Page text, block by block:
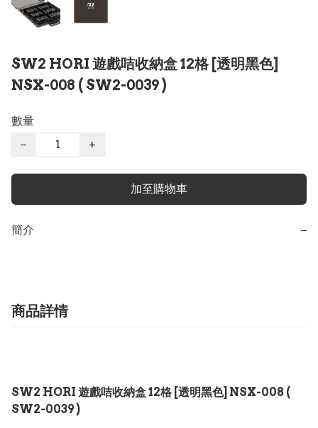
SW2 HORI 遊戲咭收納盒 12格 [透明黑色]
NSX-008 ( SW2-0039 )
數量
−
+
加至購物車
簡介 −
商品詳情
SW2 HORI 遊戲咭收納盒 12格 [透明黑色] NSX-008 (
SW2-0039 )